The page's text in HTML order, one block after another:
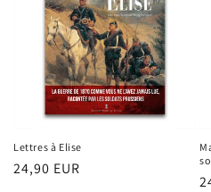
Lettres à Elise
Prix
24,90 EUR